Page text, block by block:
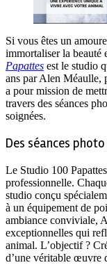
Si vous êtes un
immortaliser la beauté
Papattes est le studio
ans par Alen Méaulle,
a pour mission de
travers des séances
soignées.
Des séances
Le Studio 100
professionnelle.
studio conçu
à un équipement de
ambiance conviviale,
exceptionnelles qui
animal. L’objectif ?
d’une véritable œuvre